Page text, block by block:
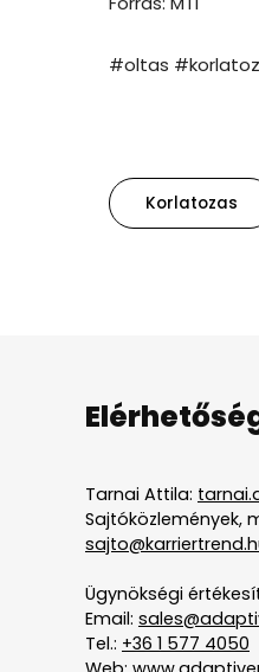
#oltas
Korlatozas
Tarnai Attila:
Sajtóközlemények,
Ügynökségi
Email:
Tel.: +36 1 577 4050